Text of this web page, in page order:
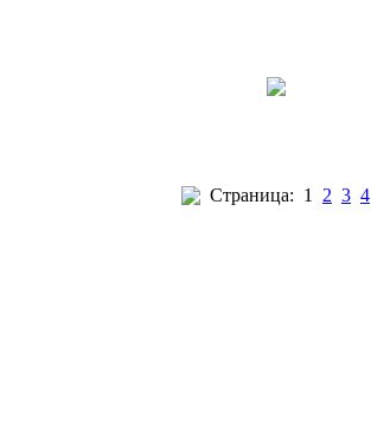
Страница: 1 2 3 4